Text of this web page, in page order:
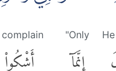
"Only
إِنَّمَآ
complain
أَشْكُوا۟